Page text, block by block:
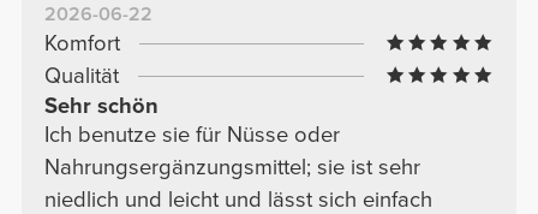
2026-06-22
Komfort
Qualität
Sehr schön
Ich benutze sie für Nüsse oder
Nahrungsergänzungsmittel; sie ist sehr
niedlich und leicht und lässt sich einfach